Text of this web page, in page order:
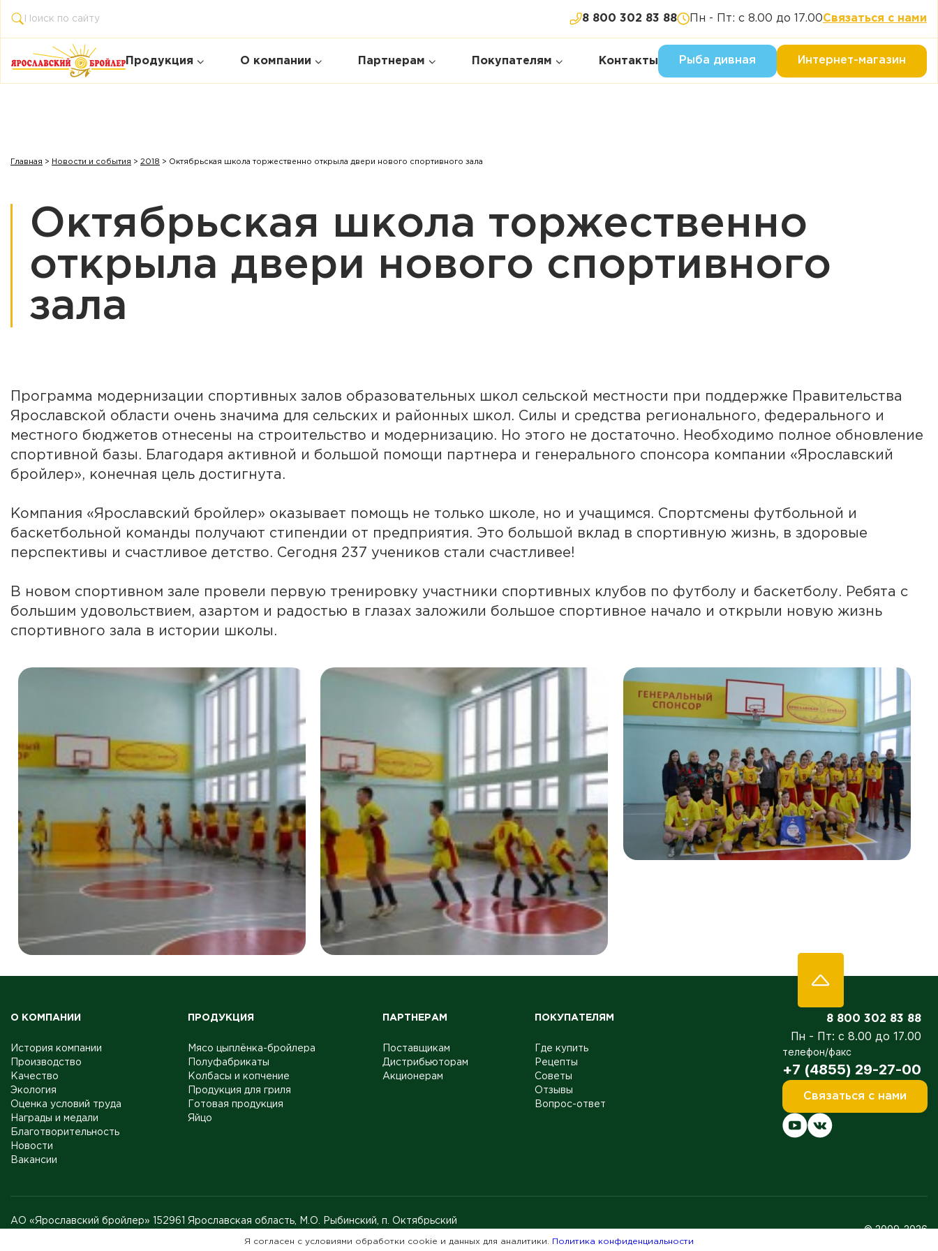
Я согласен с условиями обработки cookie и данных для аналитики. Политика конфиденциальности
8 800 302 83 88 Пн - Пт: с 8.00 до 17.00Связаться с нами
Продукция О компании Партнерам Покупателям Контакты Рыба дивная Интернет-магазин
Главная > Новости и события > 2018 > Октябрьская школа торжественно открыла двери нового спортивного зала
Октябрьская школа торжественно
открыла двери нового спортивного
зала
Программа модернизации спортивных залов образовательных школ сельской местности при поддержке Правительства
Ярославской области очень значима для сельских и районных школ. Силы и средства регионального, федерального и
местного бюджетов отнесены на строительство и модернизацию. Но этого не достаточно. Необходимо полное обновление
спортивной базы. Благодаря активной и большой помощи партнера и генерального спонсора компании «Ярославский
бройлер», конечная цель достигнута.
Компания «Ярославский бройлер» оказывает помощь не только школе, но и учащимся. Спортсмены футбольной и
баскетбольной команды получают стипендии от предприятия. Это большой вклад в спортивную жизнь, в здоровые
перспективы и счастливое детство. Сегодня 237 учеников стали счастливее!
В новом спортивном зале провели первую тренировку участники спортивных клубов по футболу и баскетболу. Ребята с
большим удовольствием, азартом и радостью в глазах заложили большое спортивное начало и открыли новую жизнь
спортивного зала в истории школы.
О КОМПАНИИ
История компании
Производство
Качество
Экология
Оценка условий труда
Награды и медали
Благотворительность
Новости
Вакансии
ПРОДУКЦИЯ
Мясо цыплёнка-бройлера
Полуфабрикаты
Колбасы и копчение
Продукция для гриля
Готовая продукция
Яйцо
ПАРТНЕРАМ
Поставщикам
Дистрибьюторам
Акционерам
ПОКУПАТЕЛЯМ
Где купить
Рецепты
Советы
Отзывы
Вопрос-ответ
8 800 302 83 88
Пн - Пт: с 8.00 до 17.00
телефон/факс
+7 (4855) 29-27-00
Связаться с нами
АО «Ярославский бройлер» 152961 Ярославская область, М.О. Рыбинский, п. Октябрьский
© 2009-2026